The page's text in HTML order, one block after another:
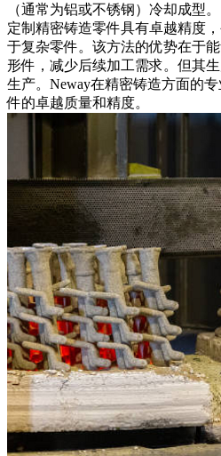
（通常为铝或不锈钢）冷却成型。
定制精密铸造零件具有卓越精度
于复杂零件。该方法的优势在于
形件，减少后续加工需求。但其
生产。Neway在精密铸造方面的
件的卓越质量和精度。